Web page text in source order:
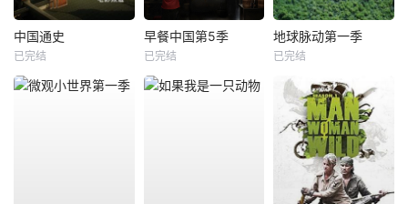
中国通史
已完结
早餐中国第5季
已完结
地球脉动第一季
已完结